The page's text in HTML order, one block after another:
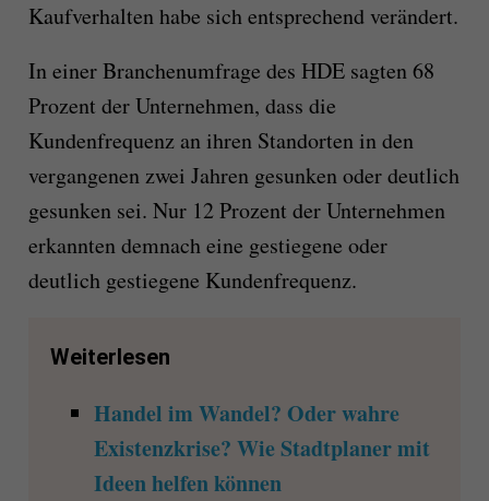
Kaufverhalten habe sich entsprechend verändert.
In einer Branchenumfrage des HDE sagten 68
Prozent der Unternehmen, dass die
Kundenfrequenz an ihren Standorten in den
vergangenen zwei Jahren gesunken oder deutlich
gesunken sei. Nur 12 Prozent der Unternehmen
erkannten demnach eine gestiegene oder
deutlich gestiegene Kundenfrequenz.
Weiterlesen
Handel im Wandel? Oder wahre
Existenzkrise? Wie Stadtplaner mit
Ideen helfen können